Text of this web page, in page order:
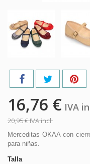
16,76 € IVA
20,95 €IVA incl.
Merceditas OKAA con
para niñas.
Talla